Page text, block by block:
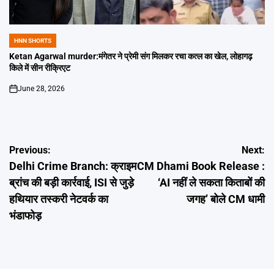
POSTED
IN
HNN SHORTS
Ketan Agarwal murder:मंगेतर ने प्रेमी संग मिलकर रचा कत्ल का खेल, लोहागढ़
किले में सीन रीक्रिएट
on
June 28, 2026
Post
navigation
Previous:
Delhi Crime Branch: क्राइम
ब्रांच की बड़ी कार्रवाई, ISI से जुड़े
हथियार तस्करी नेटवर्क का
भंडाफोड़
Next:
CM Dhami Book Release :
‘AI नहीं ले सकता किताबों की
जगह’ बोले CM धामी